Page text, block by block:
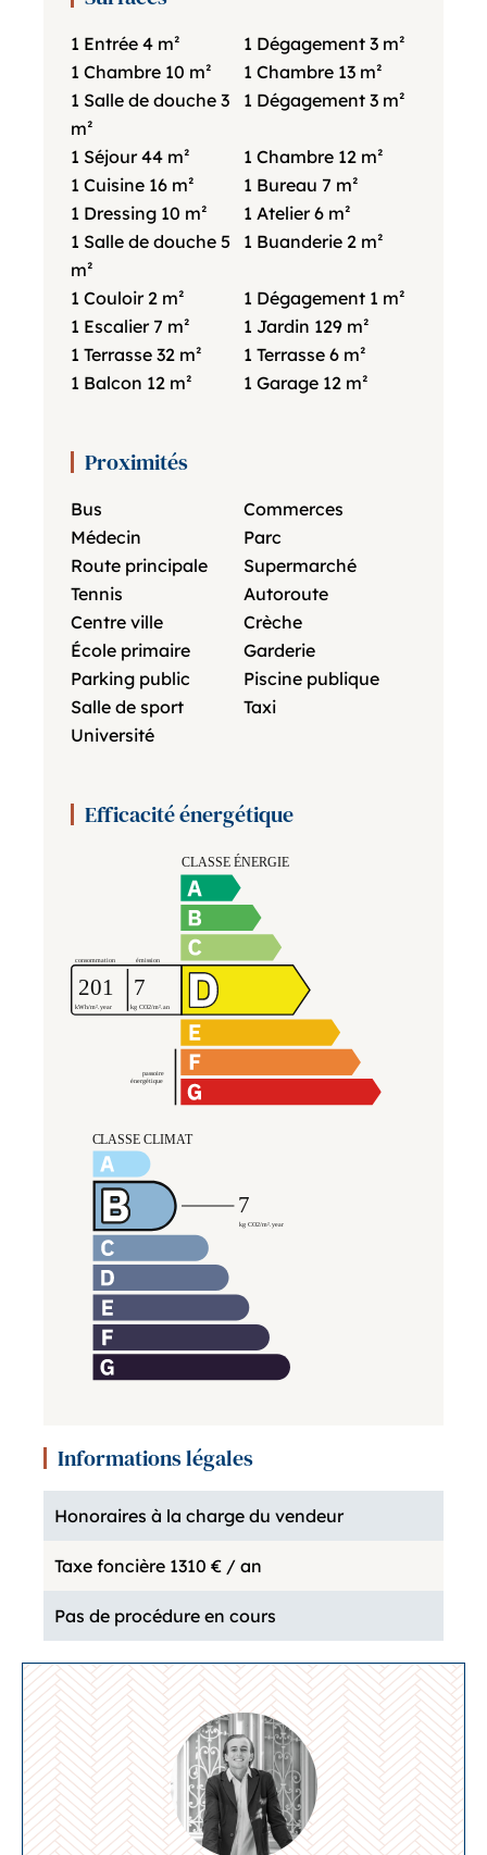
1 Entrée 4 m² 1 Dégagement 3 m²
1 Chambre 10 m² 1 Chambre 13 m²
1 Salle de douche 3
m²
1 Dégagement 3 m²
1 Séjour44 m² 1 Chambre 12 m²
1 Cuisine 16 m² 1 Bureau 7 m²
1 Dressing 10 m² 1 Atelier6 m²
1 Salle de douche 5
m²
1 Buanderie 2 m²
1 Couloir 2 m² 1 Dégagement 1 m²
1 Escalier 7 m² 1 Jardin 129 m²
1 Terrasse 32 m² 1 Terrasse 6 m²
1 Balcon 12 m² 1 Garage 12 m²
Proximités
Bus
Commerces
Médecin
Parc
Route principale
Supermarché
Tennis
Autoroute
Centre ville
Crèche
École primaire
Garderie
Parking public
Piscine publique
Salle de sport
Taxi
Université
Efficacité énergétique
Informations légales
Honoraires à la charge du vendeur
Taxe foncière 1310 € / an
Pas de procédure en cours